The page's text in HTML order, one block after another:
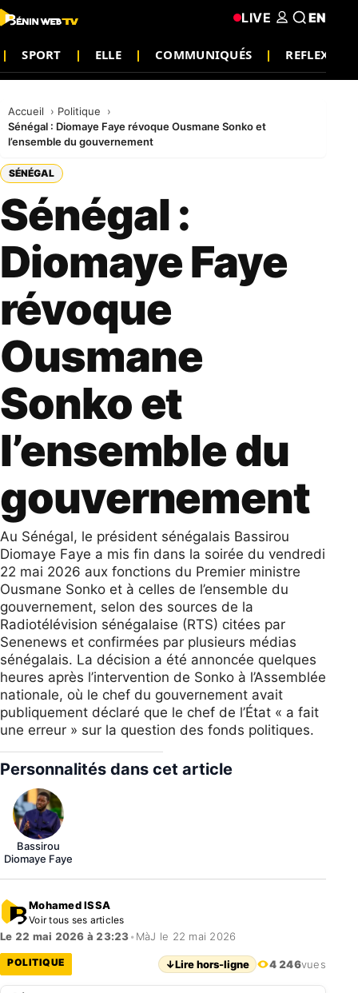
SPORT ELLE COMMUNIQUÉS REFLEXION
LIVE EN
Accueil
Politique
Sénégal : Diomaye Faye révoque Ousmane Sonko et
l’ensemble du gouvernement
SÉNÉGAL
Sénégal :
Diomaye Faye
révoque
Ousmane
Sonko et
l’ensemble du
gouvernement
Au Sénégal, le président sénégalais Bassirou
Diomaye Faye a mis fin dans la soirée du vendredi
22 mai 2026 aux fonctions du Premier ministre
Ousmane Sonko et à celles de l’ensemble du
gouvernement, selon des sources de la
Radiotélévision sénégalaise (RTS) citées par
Senenews et confirmées par plusieurs médias
sénégalais. La décision a été annoncée quelques
heures après l’intervention de Sonko à l’Assemblée
nationale, où le chef du gouvernement avait
publiquement déclaré que le chef de l’État « a fait
une erreur » sur la question des fonds politiques.
Personnalités dans cet article
Bassirou
Diomaye Faye
Mohamed ISSA
Voir tous ses articles
Le 22 mai 2026 à 23:23• MàJ le 22 mai 2026
POLITIQUE ↓Lire hors-ligne 4 246vues